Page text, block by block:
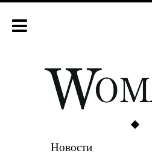
Новости